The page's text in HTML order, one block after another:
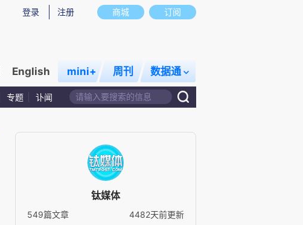
商城 订阅
登录 注册
English mini+ 周刊 数据通
专题 讣闻
钛媒体
549篇文章
4482天前更新